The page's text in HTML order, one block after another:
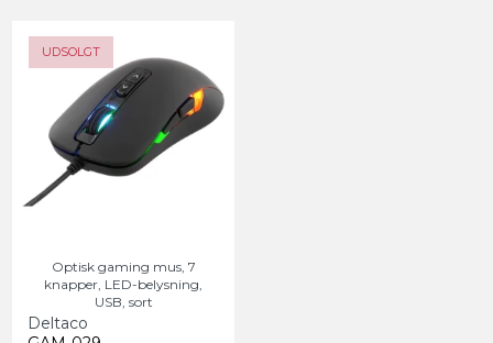
UDSOLGT
Optisk gaming mus, 7
knapper, LED-belysning,
USB, sort
Deltaco